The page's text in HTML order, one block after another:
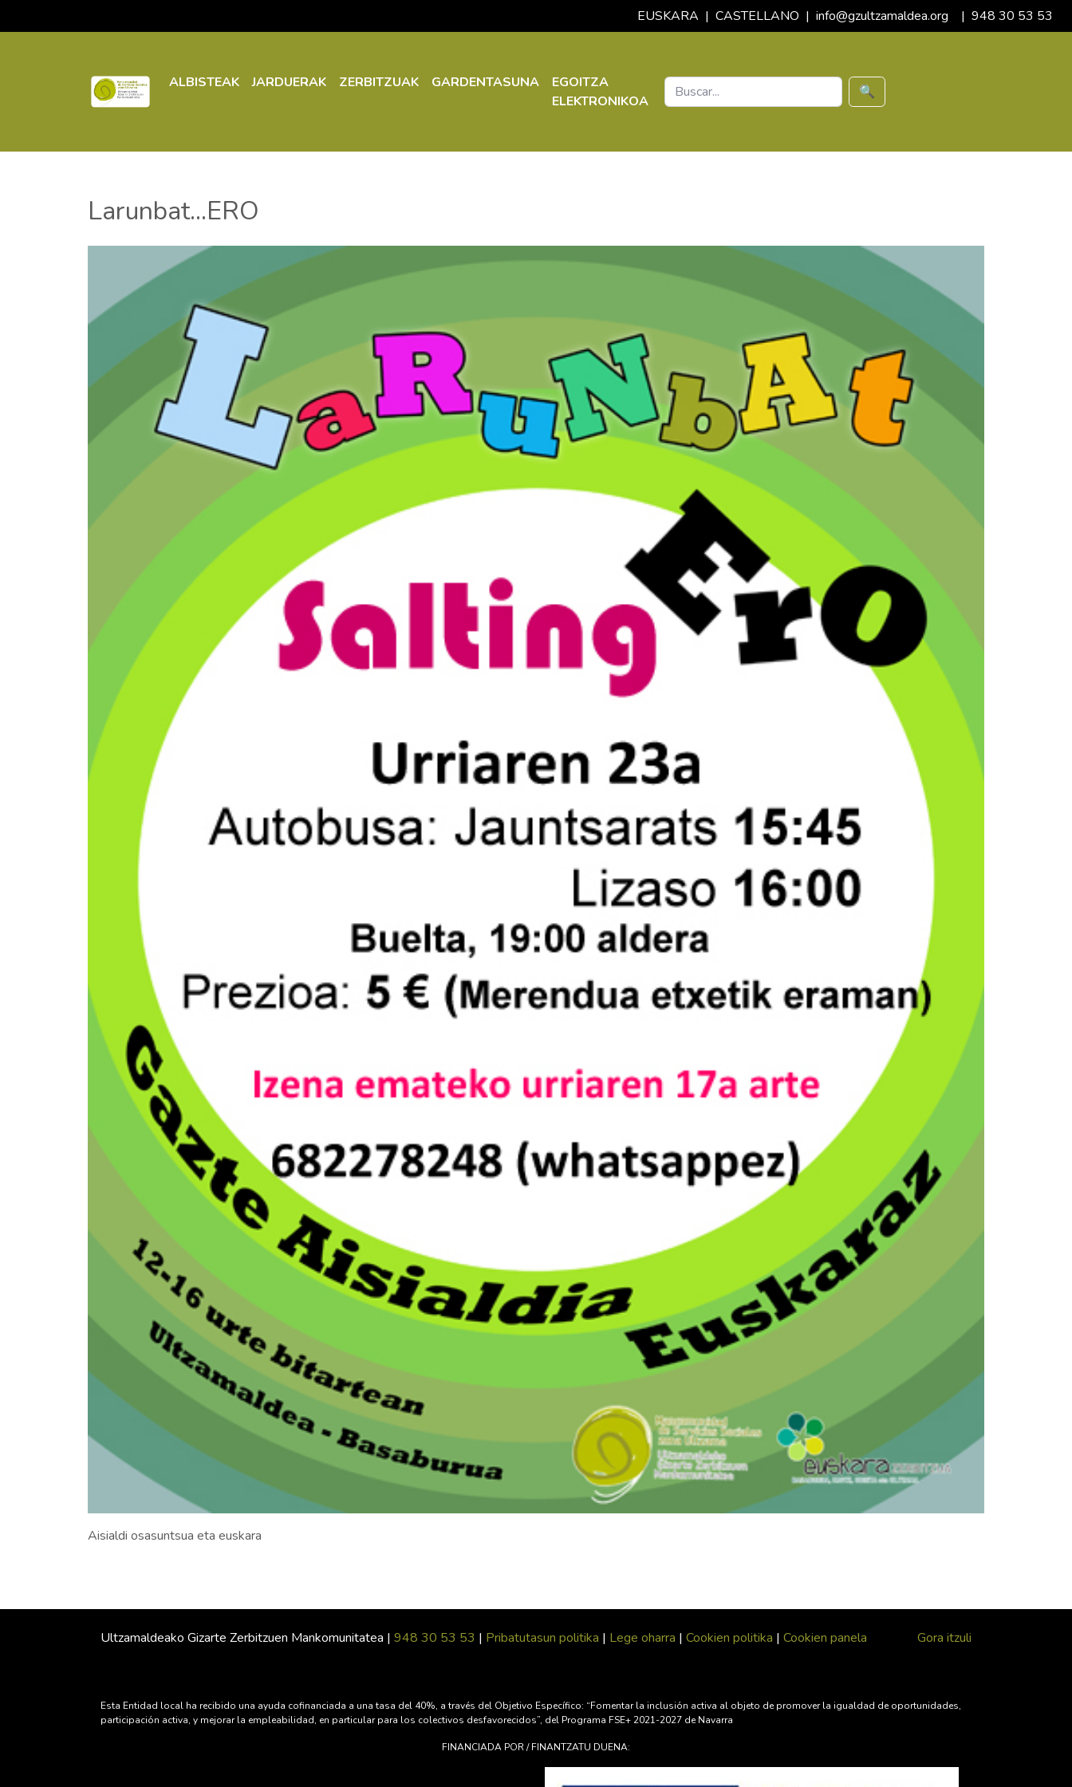
EUSKARA | CASTELLANO | info@gzultzamaldea.org | 948 30 53 53
ALBISTEAK JARDUERAK ZERBITZUAK GARDENTASUNA
EGOITZA
ELEKTRONIKOA
🔍
Larunbat...ERO
Aisialdi osasuntsua eta euskara
Gora itzuli
Ultzamaldeako Gizarte Zerbitzuen Mankomunitatea | 948 30 53 53 | Pribatutasun politika | Lege oharra | Cookien politika | Cookien panela
Esta Entidad local ha recibido una ayuda cofinanciada a una tasa del 40%, a través del Objetivo Específico: “Fomentar la inclusión activa al objeto de promover la igualdad de oportunidades,
participación activa, y mejorar la empleabilidad, en particular para los colectivos desfavorecidos”, del Programa FSE+ 2021-2027 de Navarra
FINANCIADA POR / FINANTZATU DUENA: